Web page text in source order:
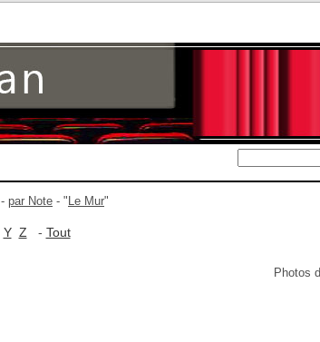
- par Note - " Le Mur"
Y Z - Tout
Photos